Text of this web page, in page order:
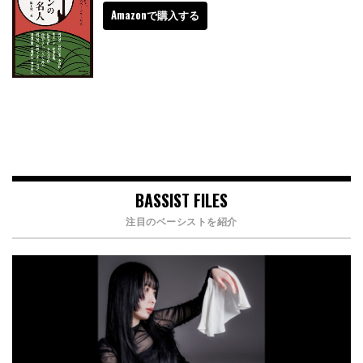
Amazonで購入する
BASSIST FILES
注目のベーシストを紹介